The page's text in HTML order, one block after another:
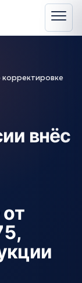
внёс